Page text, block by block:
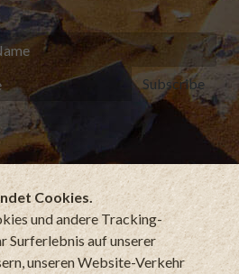
Subscribe
Cookies.
und andere Tracking-
Surferlebnis auf unserer
unseren Website-Verkehr